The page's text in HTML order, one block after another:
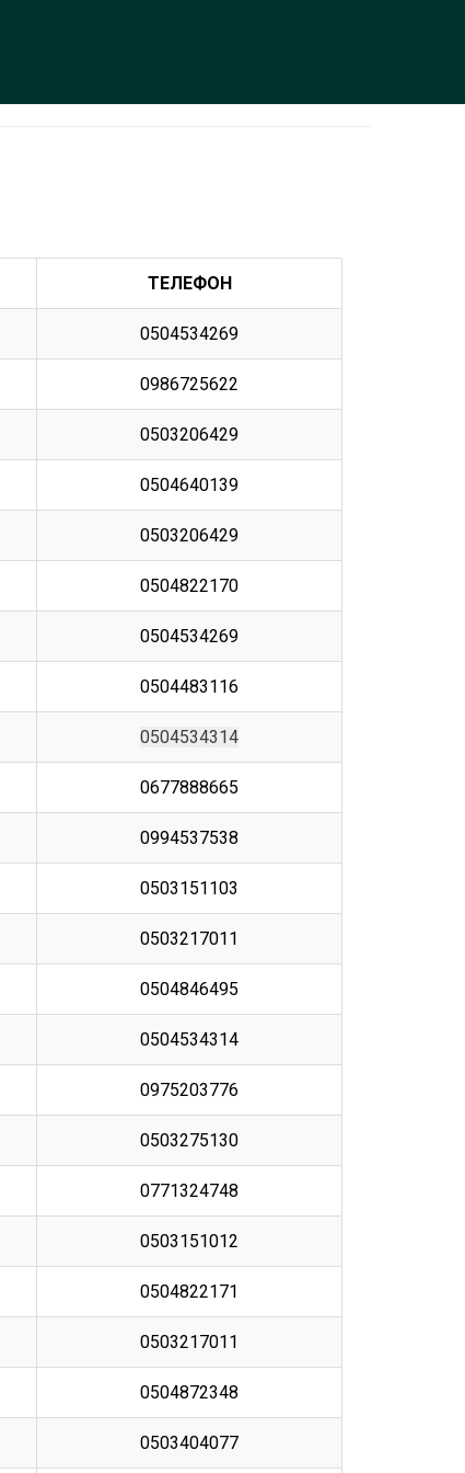
ТЕЛЕФОН
0504534269
0986725622
0503206429
0504640139
0503206429
0504822170
0504534269
0504483116
0504534314
0677888665
0994537538
0503151103
0503217011
0504846495
0504534314
0975203776
0503275130
0771324748
0503151012
0504822171
0503217011
0504872348
0503404077